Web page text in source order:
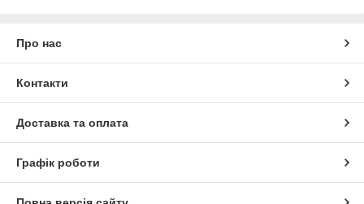
Про нас
Контакти
Доставка та оплата
Графік роботи